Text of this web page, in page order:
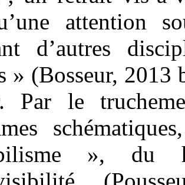
attention
d’autres
» (Bosseur, 2013
Par le
», du